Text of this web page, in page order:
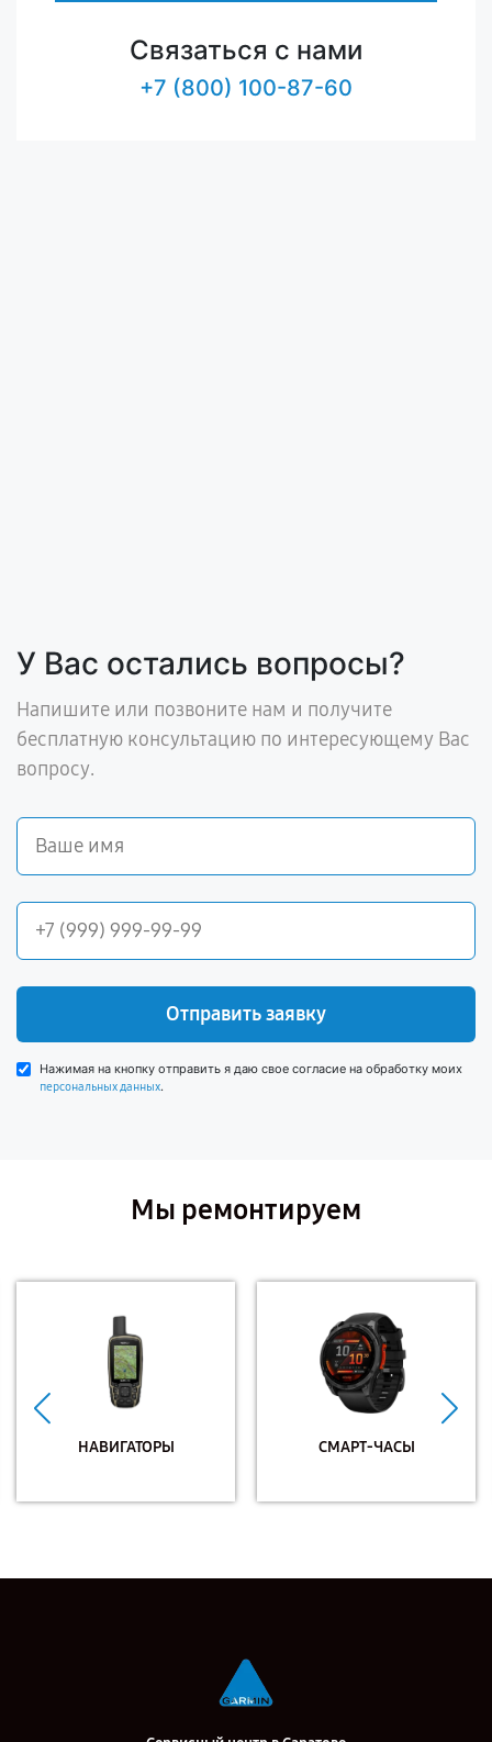
Связаться с нами
+7 (800) 100-87-60
У Вас остались вопросы?
Напишите или позвоните нам и получите
бесплатную консультацию по интересующему Вас
вопросу.
Отправить заявку
Нажимая на кнопку отправить я даю свое согласие на обработку моих
персональных данных.
Мы ремонтируем
НАВИГАТОРЫ СМАРТ-ЧАСЫ